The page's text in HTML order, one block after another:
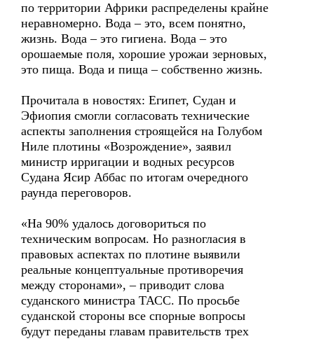
по территории Африки распределены крайне
неравномерно. Вода – это, всем понятно,
жизнь. Вода – это гигиена. Вода – это
орошаемые поля, хорошие урожаи зерновых,
это пища. Вода и пища – собственно жизнь.
Прочитала в новостях: Египет, Судан и
Эфиопия смогли согласовать технические
аспекты заполнения строящейся на Голубом
Ниле плотины «Возрождение», заявил
министр ирригации и водных ресурсов
Судана Ясир Аббас по итогам очередного
раунда переговоров.
«На 90% удалось договориться по
техническим вопросам. Но разногласия в
правовых аспектах по плотине выявили
реальные концептуальные противоречия
между сторонами», – приводит слова
суданского министра ТАСС. По просьбе
суданской стороны все спорные вопросы
будут переданы главам правительств трех